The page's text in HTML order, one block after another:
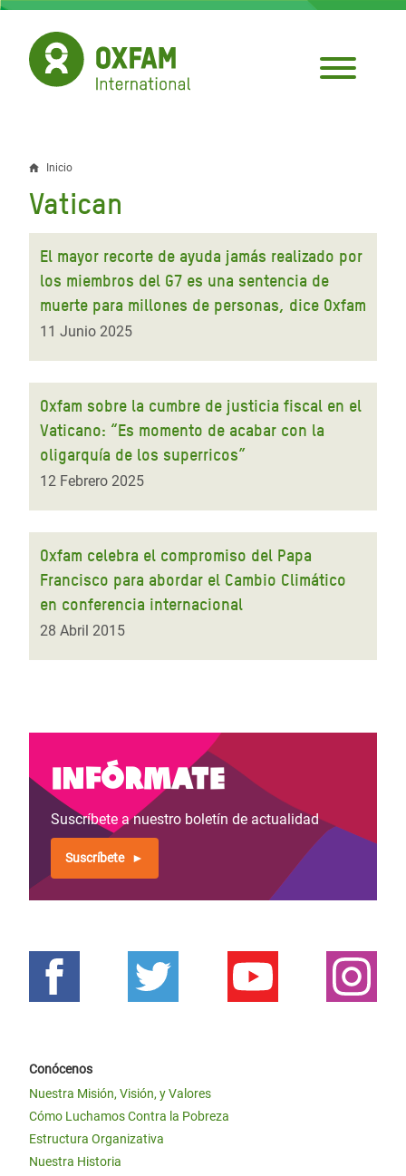
Pasar
contenido
principal
Sobrescribir
enlaces
de
ayuda
la
navegación
Inicio
Vatican
El mayor recorte de ayuda jamás realizado por
los miembros del G7 es una sentencia de
muerte para millones de personas, dice Oxfam
11 Junio 2025
Oxfam sobre la cumbre de justicia fiscal en el
Vaticano: “Es momento de acabar con la
oligarquía de los superricos”
12 Febrero 2025
Oxfam celebra el compromiso del Papa
Francisco para abordar el Cambio Climático
en conferencia internacional
28 Abril 2015
Infórmate
Suscríbete a nuestro boletín de actualidad
Suscríbete
Conócenos
Nuestra Misión, Visión, y Valores
Cómo Luchamos Contra la Pobreza
Estructura Organizativa
Nuestra Historia